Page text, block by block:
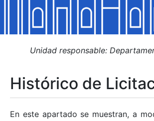
Mostrar/Ocultar
Mostrar/Ocultar
Mostrar/Ocultar
Unidad responsable:
Histórico de
En este apartado se muestran, a